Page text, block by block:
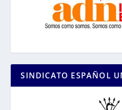
SINDICATO ESPAÑOL